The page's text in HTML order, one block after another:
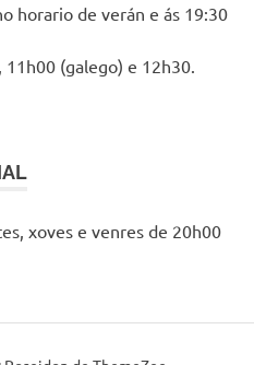
horario de verán e ás 19:30
(galego) e 12h30.
xoves e venres de 20h00